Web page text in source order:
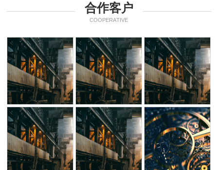
合作客户
COOPERATIVE